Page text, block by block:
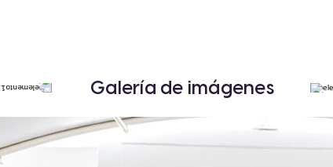
Galería de imágenes